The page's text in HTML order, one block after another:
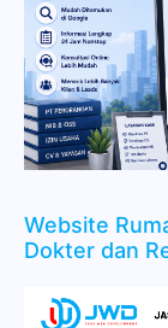
Website
Dokter dan